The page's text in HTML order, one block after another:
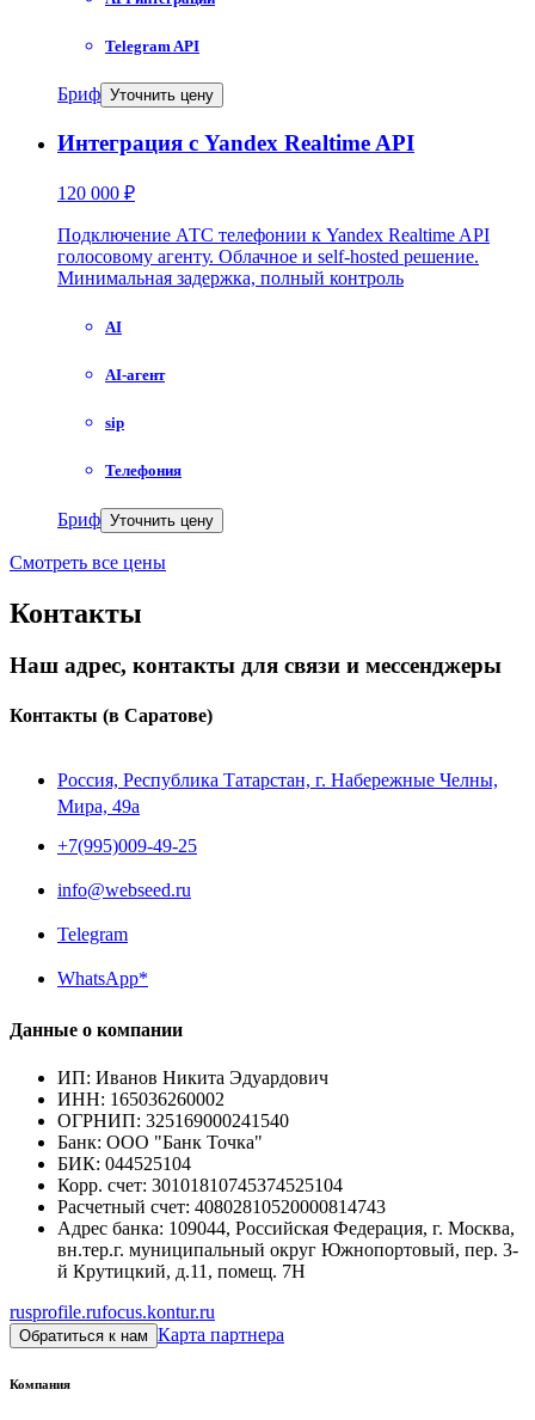
Telegram API
Бриф Уточнить цену
Интеграция с Yandex Realtime API
120 000 ₽
Подключение АТС телефонии к Yandex Realtime API
голосовому агенту. Облачное и self-hosted решение.
Минимальная задержка, полный контроль
AI
AI-агент
sip
Телефония
Бриф Уточнить цену
Смотреть все цены
Контакты
Наш адрес, контакты для связи и мессенджеры
Контакты (в Саратове)
Россия, Республика Татарстан, г. Набережные Челны,
Мира, 49a
+7(995)009-49-25
info@webseed.ru
Telegram
WhatsApp*
Данные о компании
ИП: Иванов Никита Эдуардович
ИНН: 165036260002
ОГРНИП: 325169000241540
Банк: ООО "Банк Точка"
БИК: 044525104
Корр. счет: 30101810745374525104
Расчетный счет: 40802810520000814743
Адрес банка: 109044, Российская Федерация, г. Москва,
вн.тер.г. муниципальный округ Южнопортовый, пер. 3-
й Крутицкий, д.11, помещ. 7Н
rusprofile.rufocus.kontur.ru
Обратиться к нам Карта партнера
Компания